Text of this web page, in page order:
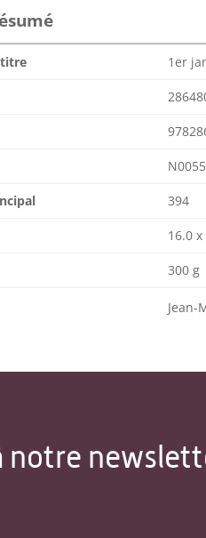
1er
394
16.0
300 g
Jean-
notre